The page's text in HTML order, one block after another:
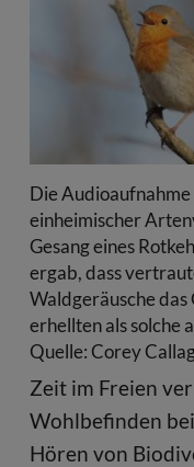
Die
einheimischer
Gesang eines
ergab, dass
Waldgeräusche
erhellten als solche
Quelle: Corey
Zeit im Freien
Wohlbefinden
Hören von